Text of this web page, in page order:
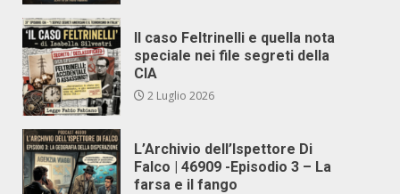
Il caso Feltrinelli e quella nota
speciale nei file segreti della
CIA
2 Luglio 2026
L’Archivio dell’Ispettore Di
Falco | 46909 -Episodio 3 – La
farsa e il fango